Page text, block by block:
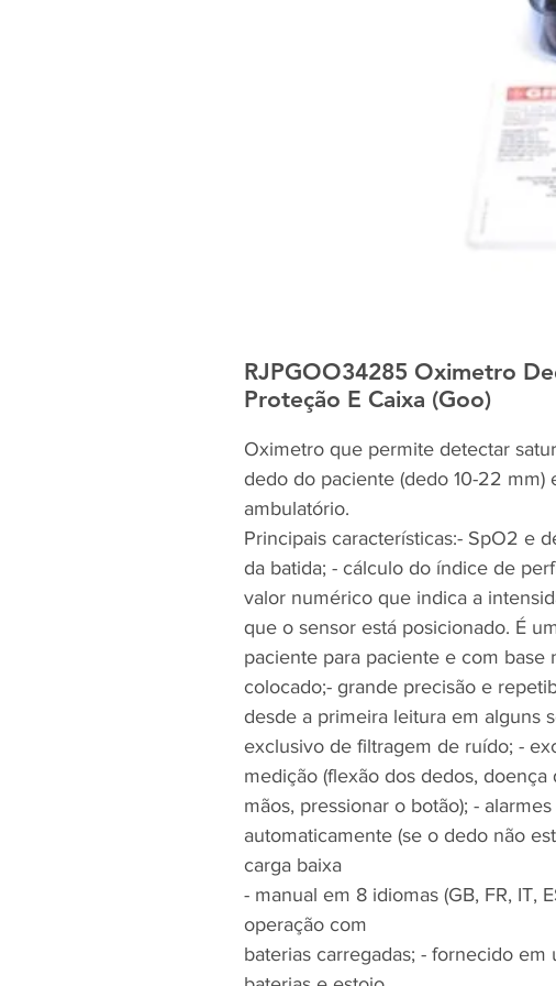
RJPGOO34285 Oximetro
Proteção E Caixa (Goo)
Oximetro que permite detectar
dedo do paciente (dedo 10-22 mm)
ambulatório.
Principais características:- SpO2 e
da batida; - cálculo do índice de
valor numérico que indica a
que o sensor está posicionado. É
paciente para paciente e com base
colocado;- grande precisão e
desde a primeira leitura em alguns
exclusivo de filtragem de ruído; -
medição (flexão dos dedos,
mãos, pressionar o botão); -
automaticamente (se o dedo não
carga baixa
- manual em 8 idiomas (GB, FR, IT,
operação com
baterias carregadas; - fornecido